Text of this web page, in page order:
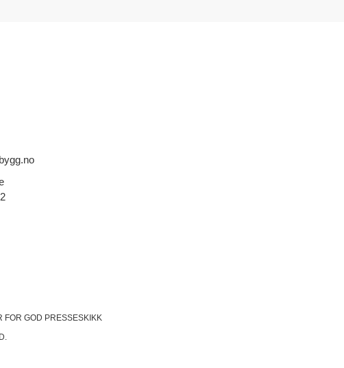
FOR GOD PRESSESKIKK